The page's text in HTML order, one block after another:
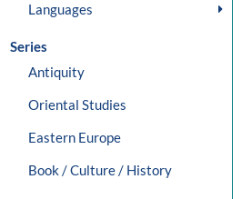
Languages
Series
Antiquity
Oriental Studies
Eastern Europe
Book / Culture / History